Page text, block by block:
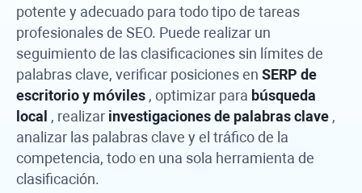
potente y adecuado para todo tipo de tareas
profesionales de SEO. Puede realizar un
seguimiento de las clasificaciones sin límites de
palabras clave, verificar posiciones en SERP de
escritorio y móviles , optimizar para búsqueda
local , realizar investigaciones de palabras clave ,
analizar las palabras clave y el tráfico de la
competencia, todo en una sola herramienta de
clasificación.